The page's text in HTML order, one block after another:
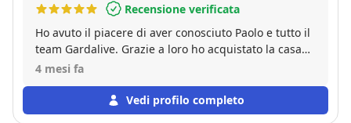
Recensione verificata
Ho avuto il piacere di aver conosciuto Paolo e tutto il
team Gardalive. Grazie a loro ho acquistato la casa
dei miei sogni é stata una trattativa lunga e molto
fasi della compravendita. Anche oggi a distanza di
qualche mese dal mio acquisto sono in costante
4 mesi fa
Vedi profilo completo